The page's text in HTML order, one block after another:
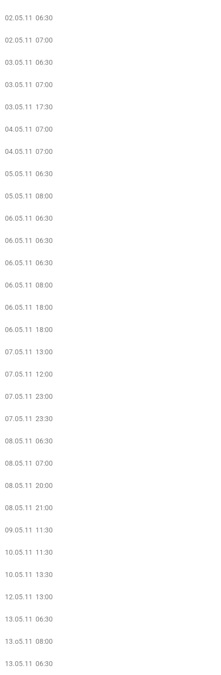
02.05.11 06:30
02.05.11 07:00
03.05.11 06:30
03.05.11 07:00
03.05.11 17:30
04.05.11 07:00
04.05.11 07:00
05.05.11 06:30
05.05.11 08:00
06.05.11 06:30
06.05.11 06:30
06.05.11 06:30
06.05.11 08:00
06.05.11 18:00
06.05.11 18:00
07.05.11 13:00
07.05.11 12:00
07.05.11 23:00
07.05.11 23:30
08.05.11 06:30
08.05.11 07:00
08.05.11 20:00
08.05.11 21:00
09.05.11 11:30
10.05.11 11:30
10.05.11 13:30
12.05.11 13:00
13.05.11 06:30
13.o5.11 08:00
13.05.11 06:30